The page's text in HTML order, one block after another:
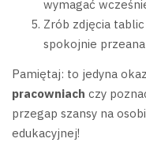
wymagać
Zrób zdjęcia
spokojnie
Pamiętaj: to jedyna
pracowniach czy
przegap szansy na
edukacyjnej!